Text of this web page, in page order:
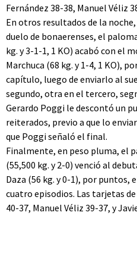
Fernández 38-38, Manuel Véliz
En otros resultados de la
duelo de bonaerenses, el
kg. y 3-1-1, 1 KO) acabó con el
Marchuca (68 kg. y 1-4, 1 KO),
capítulo, luego de enviarlo al
segundo, otra en el tercero,
Gerardo Poggi le descontó un
reiterados, previo a que lo
que Poggi señaló el final.
Finalmente, en peso pluma, el
(55,500 kg. y 2-0) venció al
Daza (56 kg. y 0-1), por puntos,
cuatro episodios. Las tarjetas
40-37, Manuel Véliz 39-37, y